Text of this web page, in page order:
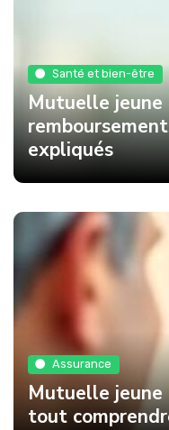
Santé et bien-être
Mutuelle
expliqués
Assurance
Mutuelle
tout